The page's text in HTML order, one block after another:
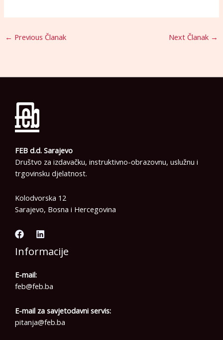
← Previous Članak Next Članak →
FEB d.d. Sarajevo
Društvo za izdavačku, instruktivno-obrazovnu, uslužnu i
trgovinsku djelatnost.
Kolodvorska 12
Sarajevo, Bosna i Hercegovina
Informacije
E-mail:
feb@feb.ba
E-mail za savjetodavni servis:
pitanja@feb.ba